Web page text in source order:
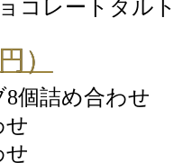
コレートタルト
）
個詰め合わせ
せ
せ